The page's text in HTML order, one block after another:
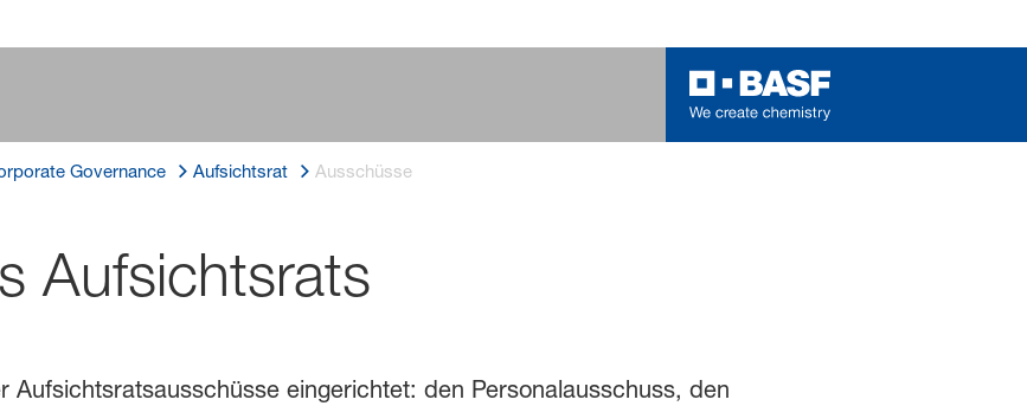
Governance Aufsichtsrat Ausschüsse
Aufsichtsrats
Aufsichtsratsausschüsse eingerichtet: den Personalausschuss, den